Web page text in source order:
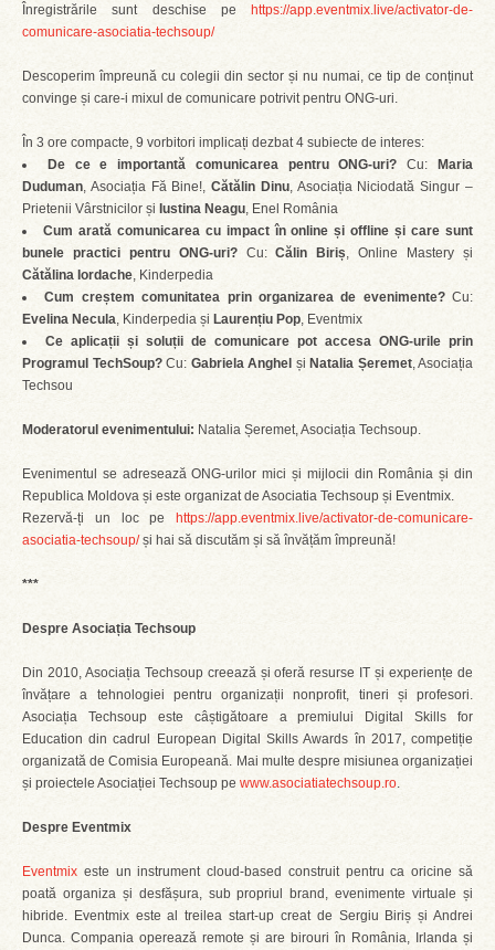
Înregistrările sunt deschise pe
https://app.eventmix.live/activator-de-
comunicare-asociatia-techsoup/
Descoperim împreună cu colegii din sector și nu numai, ce tip de conținut
convinge și care-i mixul de comunicare potrivit pentru ONG-uri.
În 3 ore compacte, 9 vorbitori implicați dezbat 4 subiecte de interes:
De ce e importantă comunicarea pentru ONG-uri?Cu:
Maria
Duduman, Asociația Fă Bine!,Cătălin Dinu, Asociația Niciodată Singur –
Prietenii Vârstnicilor și Iustina Neagu, Enel România
Cum arată comunicarea cu impact în online și offline și care sunt
bunele practici pentru ONG-uri?Cu:Călin Biriș, Online Mastery și
Cătălina Iordache, Kinderpedia
Cum creștem comunitatea prin organizarea de evenimente?Cu:
Evelina Necula, Kinderpedia și Laurențiu Pop, Eventmix
Ce aplicații și soluții de comunicare pot accesa ONG-urile prin
Programul TechSoup? Cu: Gabriela Anghel și Natalia Șeremet, Asociația
Techsou
Moderatorul evenimentului: Natalia Șeremet, Asociația Techsoup.
Evenimentul se adresează ONG-urilor mici și mijlocii din România și din
Republica Moldova și este organizat de Asociatia Techsoup și Eventmix.
Rezervă-ți un loc pe
https://app.eventmix.live/activator-de-comunicare-
asociatia-techsoup/și hai să discutăm și să învățăm împreună!
***
Despre Asociația Techsoup
Din 2010, Asociația Techsoup creează și oferă resurse IT și experiențe de
învățare a tehnologiei pentru organizații nonprofit, tineri și profesori.
Asociația Techsoup este câștigătoare a premiului Digital Skills for
Education din cadrul European Digital Skills Awards în 2017, competiție
organizată de Comisia Europeană. Mai multe despre misiunea organizației
și proiectele Asociației Techsoup pe www.asociatiatechsoup.ro.
Despre Eventmix
Eventmix este un instrument cloud-based construit pentru ca oricine să
poată organiza și desfășura, sub propriul brand, evenimente virtuale și
hibride. Eventmix este al treilea start-up creat de Sergiu Biriș și Andrei
Dunca. Compania operează remote și are birouri în România, Irlanda și